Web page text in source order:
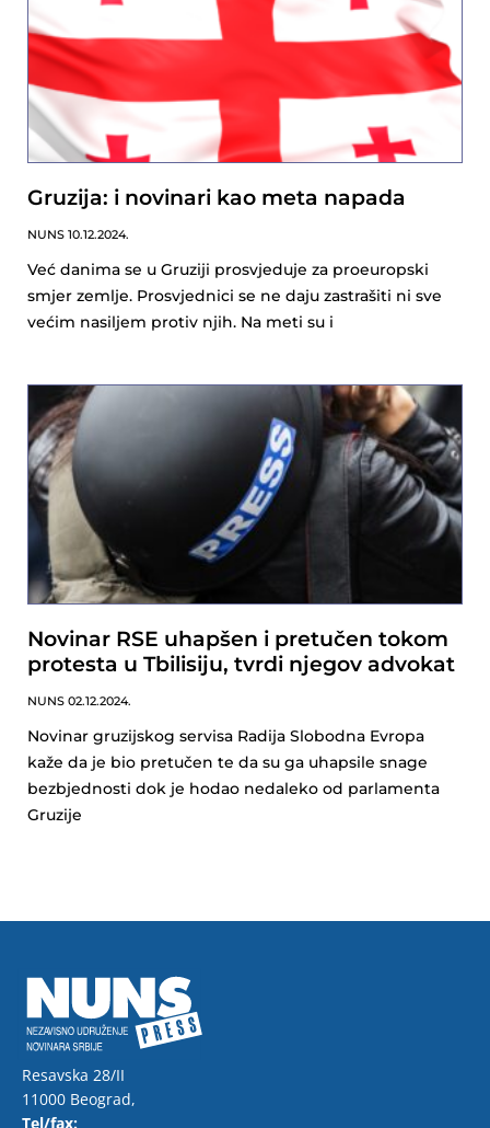
Gruzija: i novinari kao meta napada
NUNS 10.12.2024.
Već danima se u Gruziji prosvjeduje za proeuropski
smjer zemlje. Prosvjednici se ne daju zastrašiti ni sve
većim nasiljem protiv njih. Na meti su i
Novinar RSE uhapšen i pretučen tokom
protesta u Tbilisiju, tvrdi njegov advokat
NUNS 02.12.2024.
Novinar gruzijskog servisa Radija Slobodna Evropa
kaže da je bio pretučen te da su ga uhapsile snage
bezbjednosti dok je hodao nedaleko od parlamenta
Gruzije
Resavska 28/II
11000 Beograd,
Tel/fax: